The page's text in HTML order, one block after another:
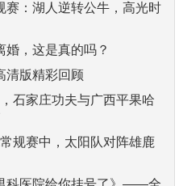
：湖人逆转公牛，高光时
，这是真的吗？
清版精彩回顾
石家庄功夫与广西平果哈
规赛中，太阳队对阵雄鹿